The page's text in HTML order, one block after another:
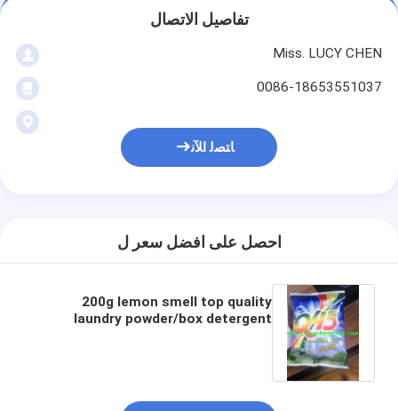
تفاصيل الاتصال
Miss. LUCY CHEN
0086-18653551037
ﺎﺘﺼﻟ ﺍﻶﻧ
احصل على افضل سعر ل
200g lemon smell top quality
laundry powder/box detergent